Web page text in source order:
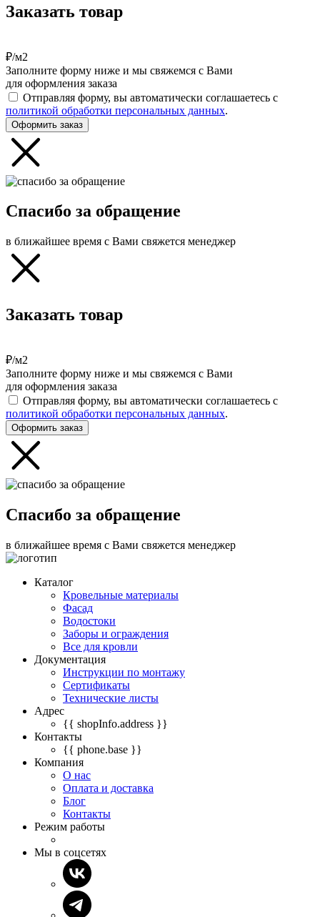
Заказать товар
₽/м2
Заполните форму ниже и мы свяжемся с Вами
для оформления заказа
Отправляя форму, вы автоматически соглашаетесь с
политикой обработки персональных данных.
Оформить заказ
Спасибо за обращение
в ближайшее время с Вами свяжется менеджер
Заказать товар
₽/м2
Заполните форму ниже и мы свяжемся с Вами
для оформления заказа
Отправляя форму, вы автоматически соглашаетесь с
политикой обработки персональных данных.
Оформить заказ
Спасибо за обращение
в ближайшее время с Вами свяжется менеджер
Каталог
Кровельные материалы
Фасад
Водостоки
Заборы и ограждения
Все для кровли
Документация
Инструкции по монтажу
Сертификаты
Технические листы
Адрес
{{ shopInfo.address }}
Контакты
{{ phone.base }}
Компания
О нас
Оплата и доставка
Блог
Контакты
Режим работы
Мы в соцсетях